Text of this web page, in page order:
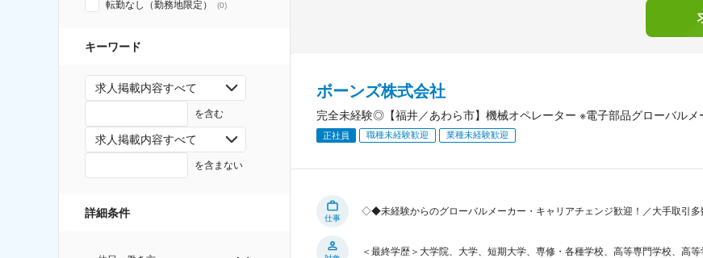
転勤なし（勤務地限定） (0)
キーワード
求人掲載内容すべて
を含む
求人掲載内容すべて
を含まない
詳細条件
ボーンズ株式会社
完全未経験◎【福井／あわら市】機械オペレーター ※電子部品グローバルメ
正社員 職種未経験歓迎 業種未経験歓迎
仕事
◇◆未経験からのグローバルメーカー・キャリアチェンジ歓迎！／大手取引
＜最終学歴＞大学院、大学、短期大学、専修・各種学校、高等専門学校、高